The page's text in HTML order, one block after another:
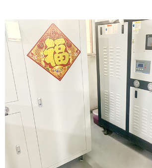
可持续性
实时动态
联系我们